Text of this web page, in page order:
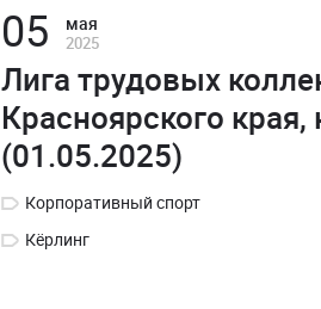
05 мая
2025
Лига трудовых
Красноярского края,
(01.05.2025)
Корпоративный спорт
Кёрлинг